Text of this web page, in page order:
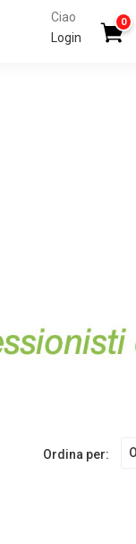
Ciao
Login
0
Ordina per: